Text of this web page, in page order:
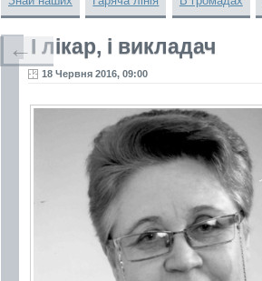
І лікар, і викладач
18 Червня 2016, 09:00
←